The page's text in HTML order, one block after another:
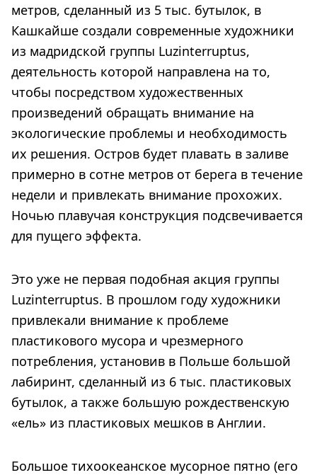
метров, сделанный из 5 тыс. бутылок, в
Кашкайше создали современные художники
из мадридской группы Luzinterruptus,
деятельность которой направлена на то,
чтобы посредством художественных
произведений обращать внимание на
экологические проблемы и необходимость
их решения. Остров будет плавать в заливе
примерно в сотне метров от берега в течение
недели и привлекать внимание прохожих.
Ночью плавучая конструкция подсвечивается
для пущего эффекта.
Это уже не первая подобная акция группы
Luzinterruptus. В прошлом году художники
привлекали внимание к проблеме
пластикового мусора и чрезмерного
потребления, установив в Польше большой
лабиринт, сделанный из 6 тыс. пластиковых
бутылок, а также большую рождественскую
«ель» из пластиковых мешков в Англии.
Большое тихоокеанское мусорное пятно (его